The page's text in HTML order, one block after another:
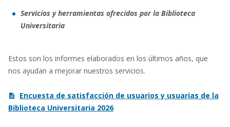
Servicios y herramientas ofrecidos por la Biblioteca
Universitaria
Estos son los informes elaborados en los últimos años, que
nos ayudan a mejorar nuestros servicios.
Encuesta de satisfacción de usuarios y usuarias de la
Biblioteca Universitaria 2026